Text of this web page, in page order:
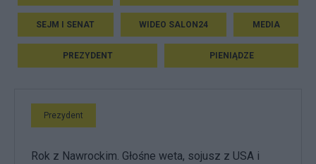
SEJM I SENAT WIDEO SALON24 MEDIA
PREZYDENT PIENIĄDZE
Prezydent
Rok z Nawrockim. Głośne weta, sojusz z USA i